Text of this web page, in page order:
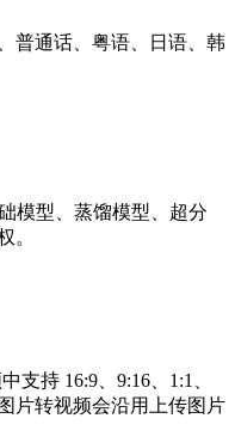
普通话、粤语、日语、韩
模型、蒸馏模型、超分
。
支持 16:9、9:16、1:1、
片转视频会沿用上传图片